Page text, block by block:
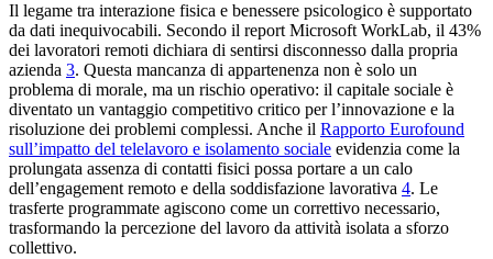
Il legame tra interazione fisica e benessere psicologico è supportato
da dati inequivocabili. Secondo il report Microsoft WorkLab, il 43%
dei lavoratori remoti dichiara di sentirsi disconnesso dalla propria
azienda 3. Questa mancanza di appartenenza non è solo un
problema di morale, ma un rischio operativo: il capitale sociale è
diventato un vantaggio competitivo critico per l’innovazione e la
risoluzione dei problemi complessi. Anche il Rapporto Eurofound
sull’impatto del telelavoro e isolamento sociale evidenzia come la
prolungata assenza di contatti fisici possa portare a un calo
dell’engagement remoto e della soddisfazione lavorativa 4. Le
trasferte programmate agiscono come un correttivo necessario,
trasformando la percezione del lavoro da attività isolata a sforzo
collettivo.